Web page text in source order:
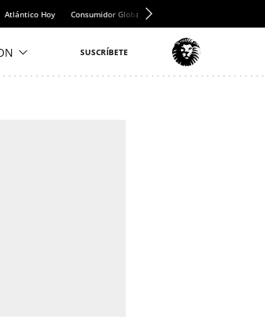
Atlántico Hoy Consumidor Global